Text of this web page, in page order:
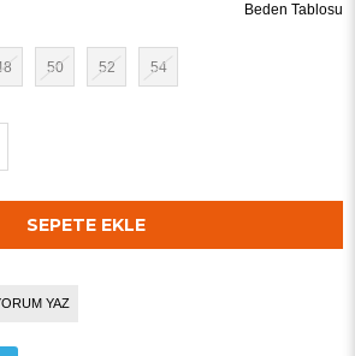
50 52 54
Beden Tablosu
YAZ